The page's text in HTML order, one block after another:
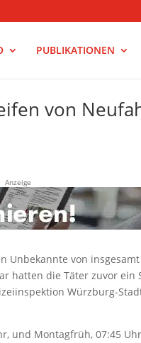
PUBLIKATIONEN
von
Anzeige
Unbekannte von
hatten die Täter zuvor ein
Würzburg-
und Montagfrüh, 07:45